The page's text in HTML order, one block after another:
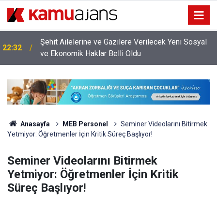
22:32
Şehit Ailelerine ve Gazilere Verilecek Yeni Sosyal
ve Ekonomik Haklar Belli Oldu
Anasayfa MEB Personel
Seminer Videolarını Bitirmek
Yetmiyor: Öğretmenler İçin Kritik Süreç Başlıyor!
Seminer Videolarını Bitirmek
Yetmiyor: Öğretmenler İçin Kritik
Süreç Başlıyor!